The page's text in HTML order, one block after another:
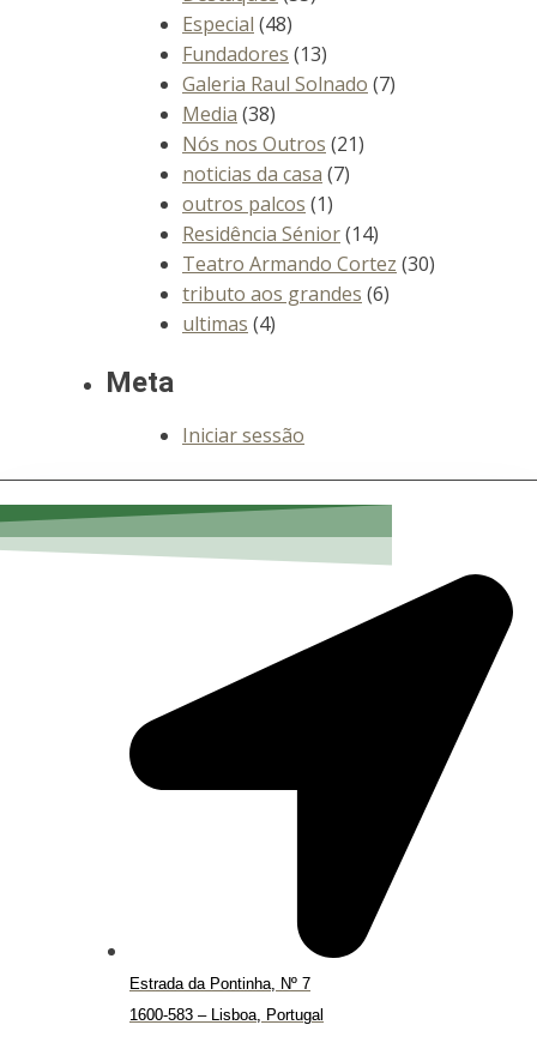
Especial (48)
Fundadores (13)
Galeria Raul Solnado (7)
Media (38)
Nós nos Outros (21)
noticias da casa (7)
outros palcos (1)
Residência Sénior(14)
Teatro Armando Cortez (30)
tributo aos grandes (6)
ultimas (4)
Meta
Iniciar sessão
Estrada da Pontinha, Nº 7
1600-583 – Lisboa, Portugal